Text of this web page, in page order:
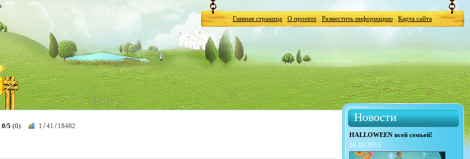
Главная страница О проекте Разместить информацию Карта сайта
0/5 (0) 1 /41 / 18482
Новости
HALLOWEEN всей семьей!
10.10.2015